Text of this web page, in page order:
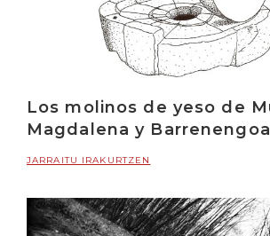
Los molinos de yeso de
Magdalena y Barrenengoa
JARRAITU IRAKURTZEN